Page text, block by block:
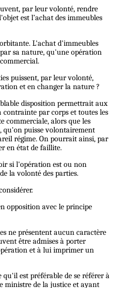
par leur volonté, rendre
est l’achat des immeubles
L'achat d'immeubles
sa nature, qu'une opération
puissent, par leur volonté,
et en changer la nature ?
disposition permettrait aux
par corps et toutes les
commerciale, alors que les
qu'on puisse volontairement
régime. On pourrait ainsi, par
en état de faillite.
si l'opération est ou non
la volonté des parties.
opposition avec le principe
ne présentent aucun caractère
être admises à porter
et à lui imprimer un
qu'il est préférable de se référer à
ministre de la justice et ayant